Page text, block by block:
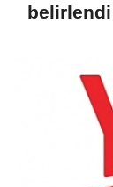
belirlendi